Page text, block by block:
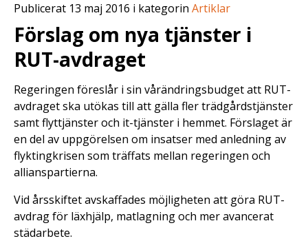
Publicerat 13 maj 2016 i kategorin Artiklar
Förslag om nya tjänster i
RUT-avdraget
Regeringen föreslår i sin vårändringsbudget att RUT-
avdraget ska utökas till att gälla fler trädgårdstjänster
samt flyttjänster och it-tjänster i hemmet. Förslaget är
en del av uppgörelsen om insatser med anledning av
flyktingkrisen som träffats mellan regeringen och
allianspartierna.
Vid årsskiftet avskaffades möjligheten att göra RUT-
avdrag för läxhjälp, matlagning och mer avancerat
städarbete.